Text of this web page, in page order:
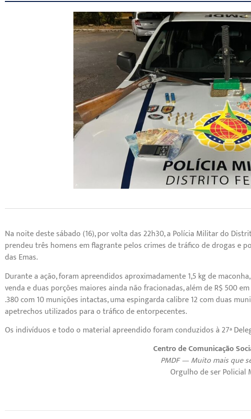
Na noite deste sábado (16), por volta das 22h30, a Polícia Militar do
prendeu três homens em flagrante pelos crimes de tráfico de drogas e
das Emas.
Durante a ação, foram apreendidos aproximadamente 1,5 kg de
venda e duas porções maiores ainda não fracionadas, além de R$ 500
.380 com 10 munições intactas, uma espingarda calibre 12 com duas
apetrechos utilizados para o tráfico de entorpecentes.
Os indivíduos e todo o material apreendido foram conduzidos à 27ª
Centro de Comunicação
PMDF — Muito mais que
Orgulho de ser Policial